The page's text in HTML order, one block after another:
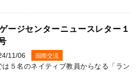
ージセンターニュースレター１
11/06 国際交流
は５名のネイティブ教員からなる「ラン